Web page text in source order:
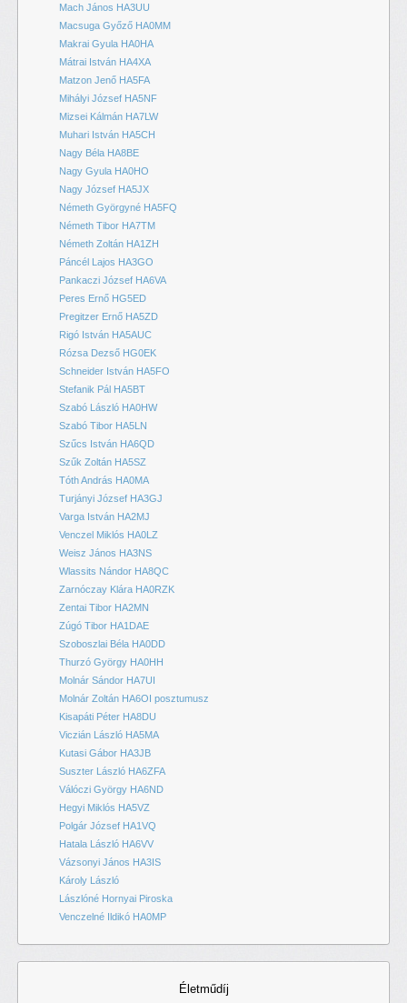
Mach János HA3UU
Macsuga Győző HA0MM
Makrai Gyula HA0HA
Mátrai István HA4XA
Matzon Jenő HA5FA
Mihályi József HA5NF
Mizsei Kálmán HA7LW
Muhari István HA5CH
Nagy Béla HA8BE
Nagy Gyula HA0HO
Nagy József HA5JX
Németh Györgyné HA5FQ
Németh Tibor HA7TM
Németh Zoltán HA1ZH
Páncél Lajos HA3GO
Pankaczi József HA6VA
Peres Ernő HG5ED
Pregitzer Ernő HA5ZD
Rigó István HA5AUC
Rózsa Dezső HG0EK
Schneider István HA5FO
Stefanik Pál HA5BT
Szabó László HA0HW
Szabó Tibor HA5LN
Szűcs István HA6QD
Szűk Zoltán HA5SZ
Tóth András HA0MA
Turjányi József HA3GJ
Varga István HA2MJ
Venczel Miklós HA0LZ
Weisz János HA3NS
Wlassits Nándor HA8QC
Zarnóczay Klára HA0RZK
Zentai Tibor HA2MN
Zúgó Tibor HA1DAE
Szoboszlai Béla HA0DD
Thurzó György HA0HH
Molnár Sándor HA7UI
Molnár Zoltán HA6OI posztumusz
Kisapáti Péter HA8DU
Viczián László HA5MA
Kutasi Gábor HA3JB
Suszter László HA6ZFA
Válóczi György HA6ND
Hegyi Miklós HA5VZ
Polgár József HA1VQ
Hatala László HA6VV
Vázsonyi János HA3IS
Károly László
Lászlóné Hornyai Piroska
Venczelné Ildikó HA0MP
Életműdíj